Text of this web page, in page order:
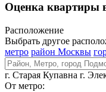
Оценка квартиры
Расположение
Выбрать другое
метро район Москвы
г. Старая Купавна г.
От метро: